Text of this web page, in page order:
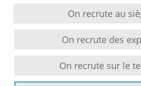
On recrute au
On recrute des
On recrute sur le